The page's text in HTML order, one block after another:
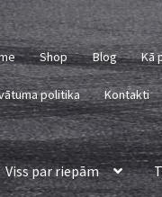
Shop Blog Kā
politika Kontakti
Viss par riepām